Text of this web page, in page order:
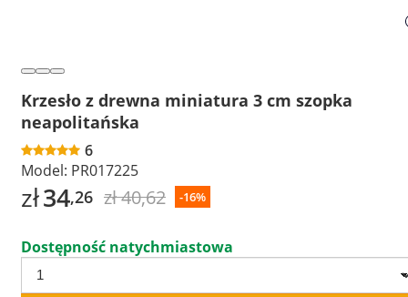
Krzesło z drewna miniatura 3 cm szopka
neapolitańska
6
Model: PR017225
zł34,26 zł 40,62 -16%
Dostępność natychmiastowa